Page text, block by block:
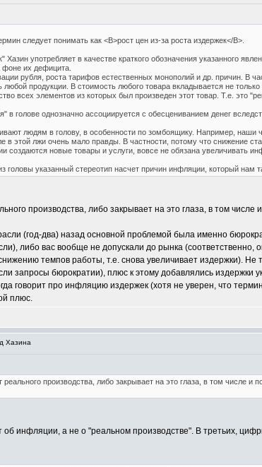
следует понимать как <B>рост цен из-за роста издержек</B>.
употребляет в качестве краткого обозначения указанного
фоне их дефицита.
рубля, роста тарифов естественных монополий и др. причин. В
продукции. В стоимость любого товара вкладывается не
всех элементов из которых был произведен этот товар. Т.е. это
голове однозначно ассоциируется с обесцениванием денег
людям в голову, в особенности по зомбоящику. Например, наши
этой лжи очень мало правды. В частности, потому что снижение
создаются новые товары и услуги, вовсе не обязана увеличивать
указанный стереотип насчет причин инфляции, который нам
производства, либо закрывает на это глаза, в том
(год-два) назад основной проблемой была именно
либо вас вообще не допускали до рынка (соответственно,
темпов работы, т.е. снова увеличивает издержки). Не
запросы бюрократии), плюс к этому добавлялись
говорит про инфляцию издержек (хотя не уверен, что
плюс.
Хазина
производства, либо закрывает на это глаза, в том числе
об инфляции, а не о "реальном производстве". В третьих,